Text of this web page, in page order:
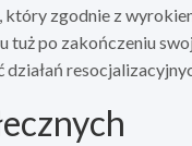
zgodnie z
tuż po zakończeniu
działań